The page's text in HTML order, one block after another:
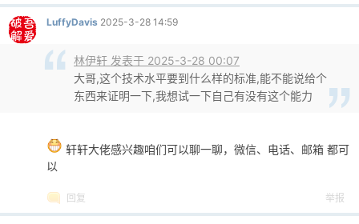
LuffyDavis 2025-3-28 14:59
林伊轩 发表于 2025-3-28 00:07
大哥,这个技术水平要到什么样的标准,能不能说给个
东西来证明一下,我想试一下自己有没有这个能力
轩轩大佬感兴趣咱们可以聊一聊，微信、电话、邮箱 都可
以
回复 举报